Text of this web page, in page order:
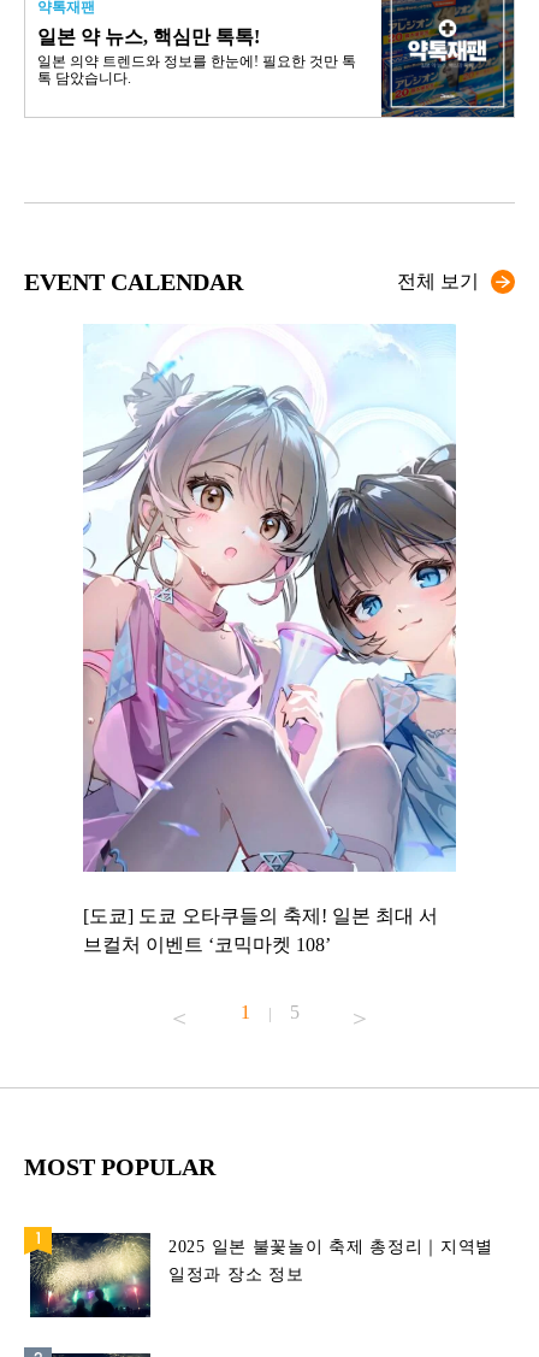
약톡재팬
일본 약 뉴스, 핵심만 톡톡!
일본 의약 트렌드와 정보를 한눈에! 필요한 것만 톡
톡 담았습니다.
EVENT CALENDAR 전체 보기
[도쿄] 도쿄 오타쿠들의 축제! 일본 최대 서
브컬처 이벤트 ‘코믹마켓 108’
1 | 5
MOST POPULAR
2025 일본 불꽃놀이 축제 총정리｜지역별
일정과 장소 정보